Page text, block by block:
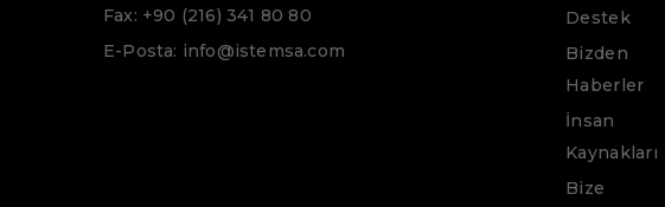
Fax: +90 (216) 341 80 80
E-Posta: info@istemsa.com
Destek
Bizden
Haberler
İnsan
Kaynakları
Bize